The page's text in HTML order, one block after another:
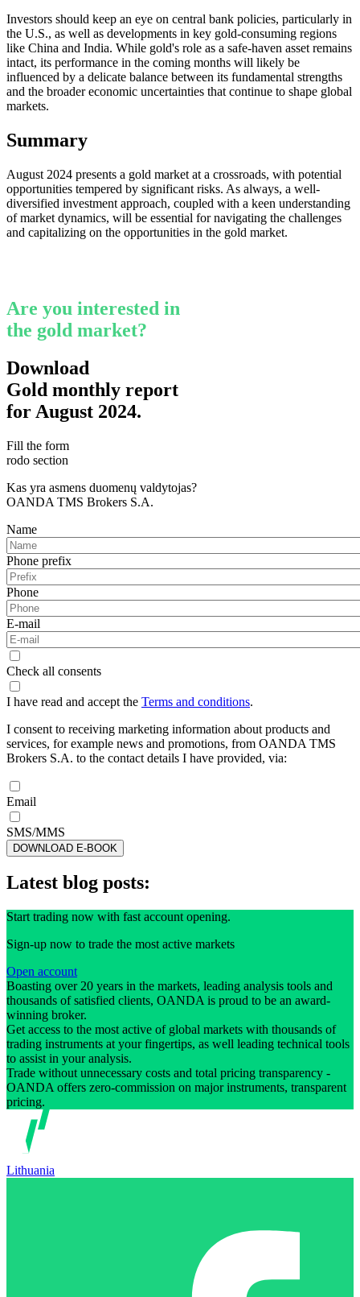
Investors should keep an eye on central bank policies, particularly in
the U.S., as well as developments in key gold-consuming regions
like China and India. While gold's role as a safe-haven asset remains
intact, its performance in the coming months will likely be
influenced by a delicate balance between its fundamental strengths
and the broader economic uncertainties that continue to shape global
markets.
Summary
August 2024 presents a gold market at a crossroads, with potential
opportunities tempered by significant risks. As always, a well-
diversified investment approach, coupled with a keen understanding
of market dynamics, will be essential for navigating the challenges
and capitalizing on the opportunities in the gold market.
Are you interested in
the gold market?
Download
Gold monthly report
for August 2024.
Fill the form
rodo section
Kas yra asmens duomenų valdytojas?
OANDA TMS Brokers S.A.
Name
Phone prefix
Phone
E-mail
Check all consents
I have read and accept the Terms and conditions.
I consent to receiving marketing information about products and
services, for example news and promotions, from OANDA TMS
Brokers S.A. to the contact details I have provided, via:
Email
SMS/MMS
DOWNLOAD E-BOOK
Latest blog posts:
Start trading now with fast account opening.
Sign-up now to trade the most active markets
Open account
Boasting over 20 years in the markets, leading analysis tools and
thousands of satisfied clients, OANDA is proud to be an award-
winning broker.
Get access to the most active of global markets with thousands of
trading instruments at your fingertips, as well leading technical tools
to assist in your analysis.
Trade without unnecessary costs and total pricing transparency -
OANDA offers zero-commission on major instruments, transparent
pricing.
Lithuania